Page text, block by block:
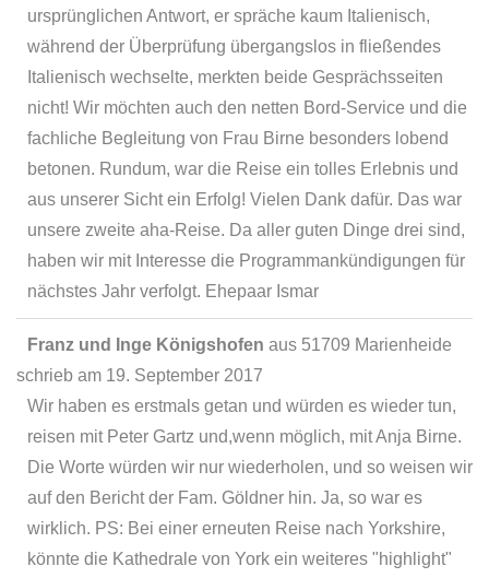
ursprünglichen Antwort, er spräche kaum Italienisch,
während der Überprüfung übergangslos in fließendes
Italienisch wechselte, merkten beide Gesprächsseiten
nicht! Wir möchten auch den netten Bord-Service und die
fachliche Begleitung von Frau Birne besonders lobend
betonen. Rundum, war die Reise ein tolles Erlebnis und
aus unserer Sicht ein Erfolg! Vielen Dank dafür. Das war
unsere zweite aha-Reise. Da aller guten Dinge drei sind,
haben wir mit Interesse die Programmankündigungen für
nächstes Jahr verfolgt. Ehepaar Ismar
Franz und Inge Königshofen aus 51709 Marienheide
schrieb am 19. September 2017
Wir haben es erstmals getan und würden es wieder tun,
reisen mit Peter Gartz und,wenn möglich, mit Anja Birne.
Die Worte würden wir nur wiederholen, und so weisen wir
auf den Bericht der Fam. Göldner hin. Ja, so war es
wirklich. PS: Bei einer erneuten Reise nach Yorkshire,
könnte die Kathedrale von York ein weiteres "highlight"